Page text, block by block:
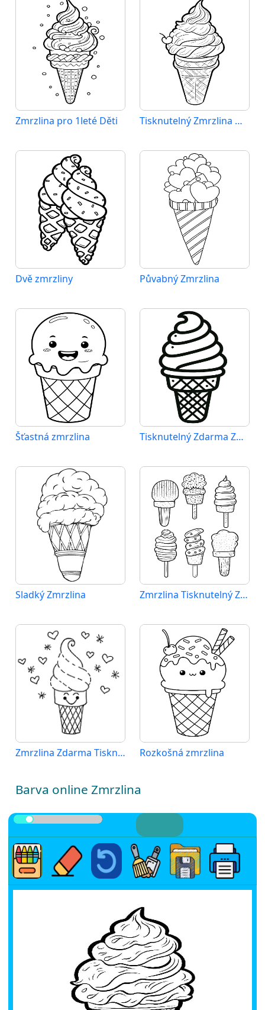
Zmrzlina pro 1leté Děti Tisknutelný Zmrzlina Obrázek pro Děti
Dvě zmrzliny Půvabný Zmrzlina
Šťastná zmrzlina Tisknutelný Zdarma Zmrzlina
Sladký Zmrzlina Zmrzlina Tisknutelný Zdarma
Zmrzlina Zdarma Tisknutelný Rozkošná zmrzlina
Barva online Zmrzlina